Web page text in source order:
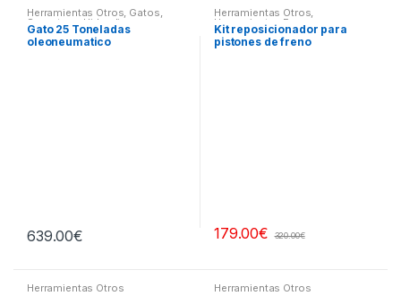
Herramientas Otros, Gatos,
Soportes y Hidraulica
Gato 25 Toneladas
oleoneumatico
639.00€
Herramientas Otros,
Herramientas Frenos y
Refrigeración
Kit reposicionador para
pistones de freno
179.00€ 320.00€
Herramientas Otros Herramientas Otros